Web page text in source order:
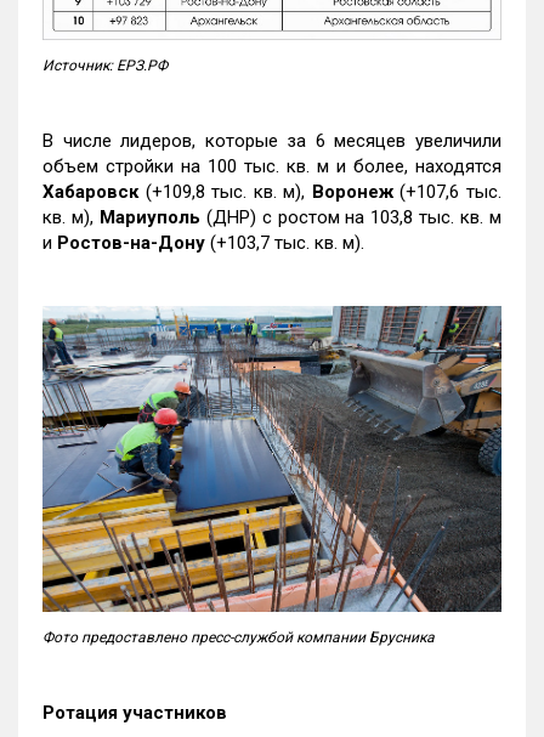
Источник: ЕРЗ.РФ
В числе лидеров, которые за 6 месяцев увеличили
объем стройки на 100 тыс. кв. м и более, находятся
Хабаровск (+109,8 тыс. кв. м), Воронеж(+107,6 тыс.
кв. м), Мариуполь (ДНР) с ростом на 103,8 тыс. кв. м
и Ростов-на-Дону (+103,7 тыс. кв. м).
Фото предоставлено пресс-службой компании Брусника
Ротация участников